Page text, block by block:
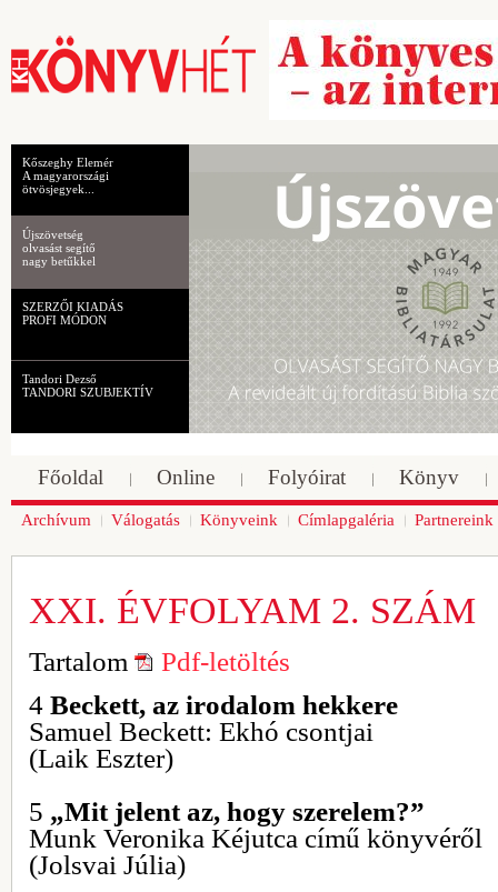
Kőszeghy Elemér
A magyarországi
ötvösjegyek...
Újszövetség
olvasást segítő
nagy betűkkel
SZERZŐI KIADÁS
PROFI MÓDON
Tandori Dezső
TANDORI SZUBJEKTÍV
Főoldal Online Folyóirat Könyv
Archívum Válogatás Könyveink Címlapgaléria Partnereink
XXI. ÉVFOLYAM 2. SZÁM
Tartalom
Pdf-letöltés
4 Beckett, az irodalom hekkere
Samuel Beckett: Ekhó csontjai
(Laik Eszter)
5 „Mit jelent az, hogy szerelem?”
Munk Veronika Kéjutca című könyvéről
(Jolsvai Júlia)